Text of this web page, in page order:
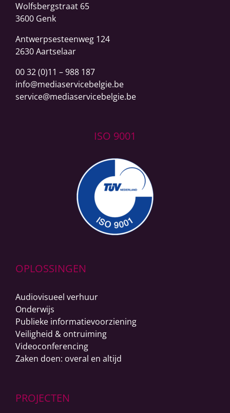
Wolfsbergstraat 65
3600 Genk
Antwerpsesteenweg 124
2630 Aartselaar
00 32 (0)11 – 988 187
info@mediaservicebelgie.be
service@mediaservicebelgie.be
ISO 9001
OPLOSSINGEN
Audiovisueel verhuur
Onderwijs
Publieke informatievoorziening
Veiligheid & ontruiming
Videoconferencing
Zaken doen: overal en altijd
PROJECTEN